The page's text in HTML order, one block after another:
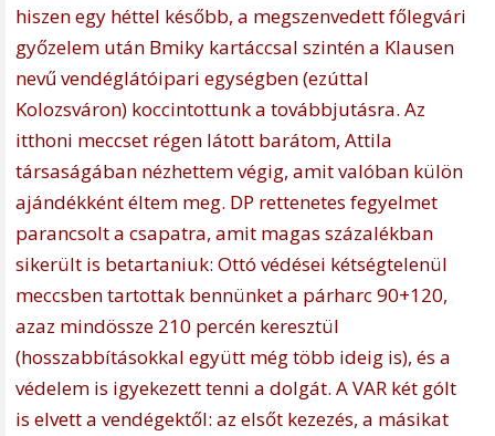
hiszen egy héttel később, a megszenvedett főlegvári
győzelem után Bmiky kartáccsal szintén a Klausen
nevű vendéglátóipari egységben (ezúttal
Kolozsváron) koccintottunk a továbbjutásra. Az
itthoni meccset régen látott barátom, Attila
társaságában nézhettem végig, amit valóban külön
ajándékként éltem meg. DP rettenetes fegyelmet
parancsolt a csapatra, amit magas százalékban
sikerült is betartaniuk: Ottó védései kétségtelenül
meccsben tartottak bennünket a párharc 90+120,
azaz mindössze 210 percén keresztül
(hosszabbításokkal együtt még több ideig is), és a
védelem is igyekezett tenni a dolgát. A VAR két gólt
is elvett a vendégektől: az elsőt kezezés, a másikat